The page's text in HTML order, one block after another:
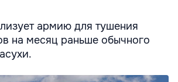
армию для тушения
на месяц раньше обычного